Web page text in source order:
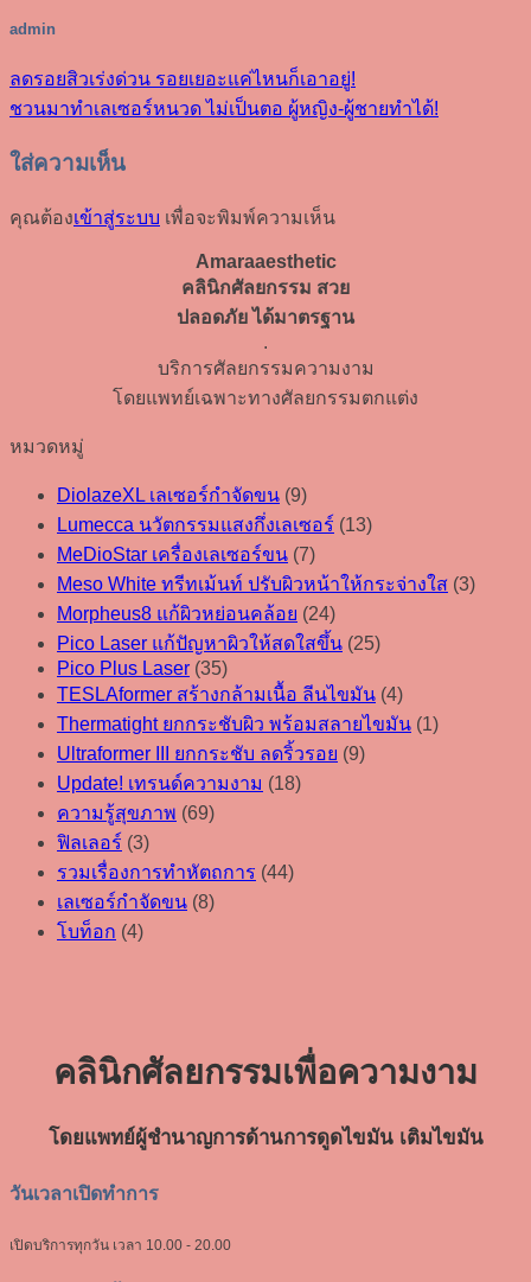
admin
ลดรอยสิวเร่งด่วน รอยเยอะแค่ไหนก็เอาอยู่!
ชวนมาทำเลเซอร์หนวด ไม่เป็นตอ ผู้หญิง-ผู้ชายทำได้!
ใส่ความเห็น
คุณต้องเข้าสู่ระบบ เพื่อจะพิมพ์ความเห็น
Amaraaesthetic
คลินิกศัลยกรรม สวย
ปลอดภัย ได้มาตรฐาน
.
บริการศัลยกรรมความงาม
โดยแพทย์เฉพาะทางศัลยกรรมตกแต่ง
หมวดหมู่
DiolazeXL เลเซอร์กำจัดขน (9)
Lumecca นวัตกรรมแสงกึ่งเลเซอร์ (13)
MeDioStar เครื่องเลเซอร์ขน (7)
Meso White ทรีทเม้นท์ ปรับผิวหน้าให้กระจ่างใส (3)
Morpheus8 แก้ผิวหย่อนคล้อย (24)
Pico Laser แก้ปัญหาผิวให้สดใสขึ้น (25)
Pico Plus Laser (35)
TESLAformer สร้างกล้ามเนื้อ ลีนไขมัน (4)
Thermatight ยกกระชับผิว พร้อมสลายไขมัน (1)
Ultraformer III ยกกระชับ ลดริ้วรอย (9)
Update! เทรนด์ความงาม (18)
ความรู้สุขภาพ (69)
ฟิลเลอร์ (3)
รวมเรื่องการทำหัตถการ (44)
เลเซอร์กำจัดขน (8)
โบท็อก (4)
คลินิกศัลยกรรมเพื่อความงาม
โดยแพทย์ผู้ชำนาญการด้านการดูดไขมัน เติมไขมัน
วันเวลาเปิดทำการ
เปิดบริการทุกวัน เวลา 10.00 - 20.00